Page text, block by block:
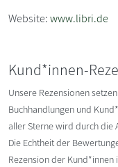
Website:www.libri.de
Kund*innen-
Unsere Rezensionen
Buchhandlungen und
aller Sterne wird durch die
Die Echtheit der
Rezension der